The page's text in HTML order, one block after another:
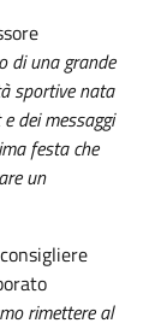
di una grande
sportive nata
dei messaggi
festa che
un
rimettere al